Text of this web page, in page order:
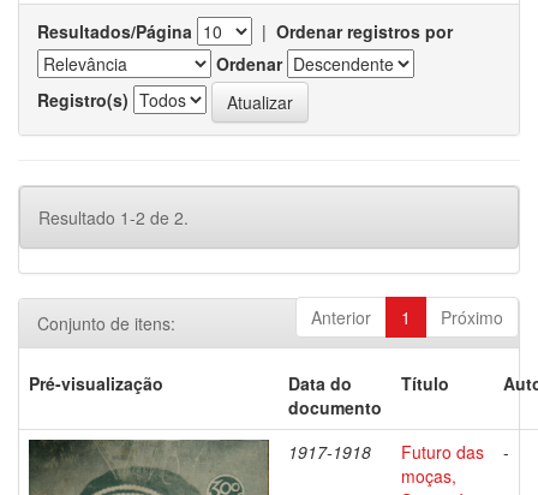
Resultados/Página | Ordenar registros por
Ordenar
Registro(s)
Resultado 1-2 de 2.
Anterior 1 Próximo
Conjunto de itens:
Pré-visualização
Data do
documento
Título
1917-1918
Futuro das
moças,
-